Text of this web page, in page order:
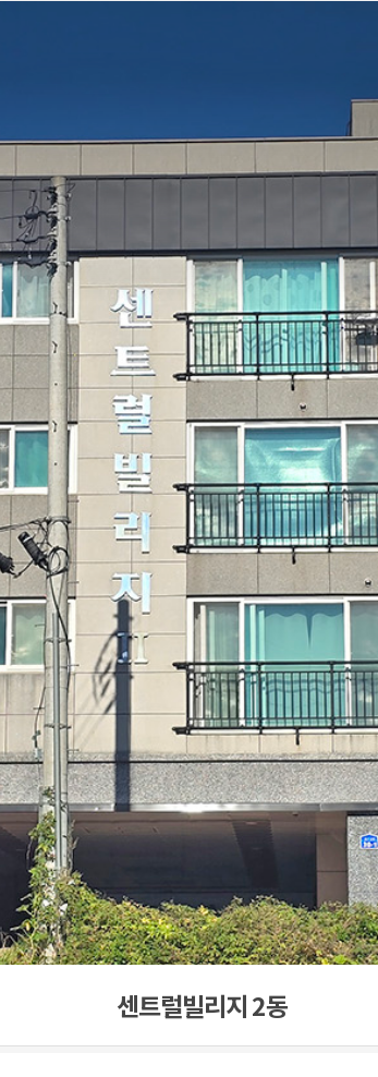
센트럴빌리지 2동